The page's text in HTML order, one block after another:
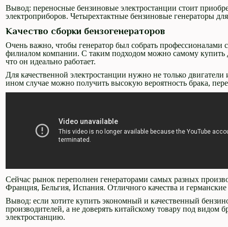
Вывод: переносные бензиновые электростанции стоит
электроприборов. Четырехтактные бензиновые генераторы
Качество сборки бензогенераторов
Очень важно, чтобы генератор был собрать профессионалами
филиалом компании. С таким подходом можно самому купить
что он идеально работает.
Для качественной электростанции нужно не только
ином случае можно получить высокую вероятность брака,
Сейчас рынок переполнен генераторами самых разных
Франция, Бельгия, Испания. Отличного качества и
Вывод: если хотите купить экономный и качественный
производителей, а не доверять китайскому товару под
электростанцию.